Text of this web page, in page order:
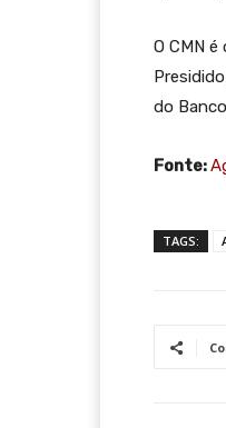
O CMN
do
Fonte:
TAGS: